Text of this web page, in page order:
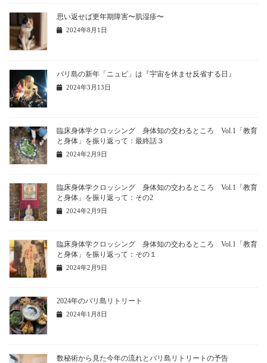
思い返せば更年期障害〜肌湿疹〜
2024年8月1日
バリ島の新年「ニュピ」は『宇宙を休ませ反省する日』
2024年3月13日
臨床身体学クロッシング 身体知の交わるところ Vol.1「教育
と身体」を振り返って：最終話３
2024年2月9日
臨床身体学クロッシング 身体知の交わるところ Vol.1「教育
と身体」を振り返って：その2
2024年2月9日
臨床身体学クロッシング 身体知の交わるところ Vol.1「教育
と身体」を振り返って：その１
2024年2月9日
2024年のバリ島リトリート
2024年1月8日
数秘術から見た今年の流れとバリ島リトリートの予告